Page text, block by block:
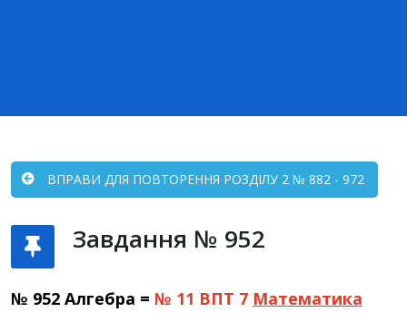
ВПРАВИ ДЛЯ ПОВТОРЕННЯ РОЗДІЛУ 2 № 882 - 972
Завдання № 952
№ 952 Алгебра = № 11 ВПТ 7 Математика